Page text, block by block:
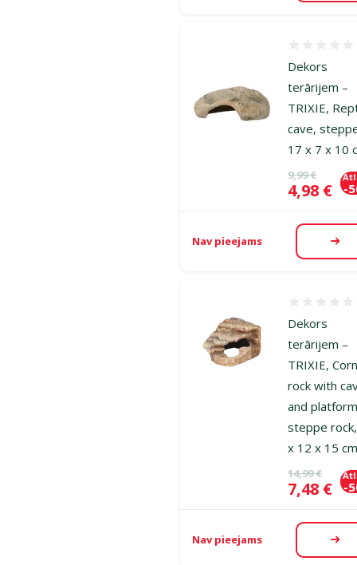
Dekors
terārijem –
TRIXIE,
cave,
17 x 7 x 10
Oriģinālā
9,99 €
Cena
4,98 € -
Nav pieejams
Dekors
terārijem –
TRIXIE,
rock with
and
steppe
x 12 x 15
Oriģinālā
14,99 €
Cena
7,48 € -
Nav pieejams